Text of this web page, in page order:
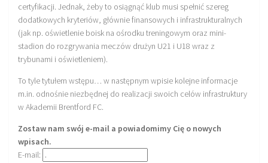
certyfikacji. Jednak, żeby to osiągnąć klub musi spełnić szereg
dodatkowych kryteriów, głównie finansowych i infrastrukturalnych
(jak np. oświetlenie boisk na ośrodku treningowym oraz mini-
stadion do rozgrywania meczów drużyn U21 i U18 wraz z
trybunami i oświetleniem).
To tyle tytułem wstępu… w następnym wpisie kolejne informacje
m.in. odnośnie niezbędnej do realizacji swoich celów infrastruktury
w Akademii Brentford FC.
Zostaw nam swój e-mail a powiadomimy Cię o nowych
wpisach.
E-mail: